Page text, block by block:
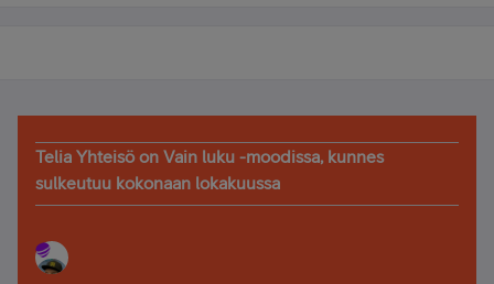
Telia Yhteisö on Vain luku -moodissa, kunnes
sulkeutuu kokonaan lokakuussa